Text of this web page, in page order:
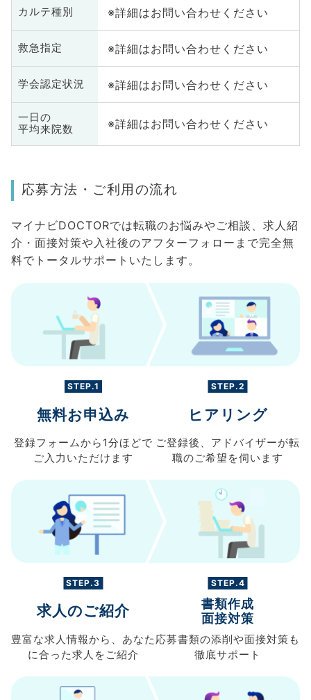
カルテ種別 ※詳細はお問い合わせください
救急指定 ※詳細はお問い合わせください
学会認定状況 ※詳細はお問い合わせください
一日の
平均来院数
※詳細はお問い合わせください
応募方法・ご利用の流れ
マイナビDOCTORでは転職のお悩みやご相談、求人紹
介・面接対策や入社後のアフターフォローまで完全無
料でトータルサポートいたします。
STEP.1
無料お申込み
登録フォームから 1分ほどで
ご入力 いただけます
STEP.2
ヒアリング
ご登録後、 アドバイザーが転
職のご希望を伺います
STEP.3
求人のご紹介
豊富な求人情報から、 あなた
に合った求人を ご紹介
STEP.4
書類作成
面接対策
応募書類の添削や面接対策も
徹底サポート